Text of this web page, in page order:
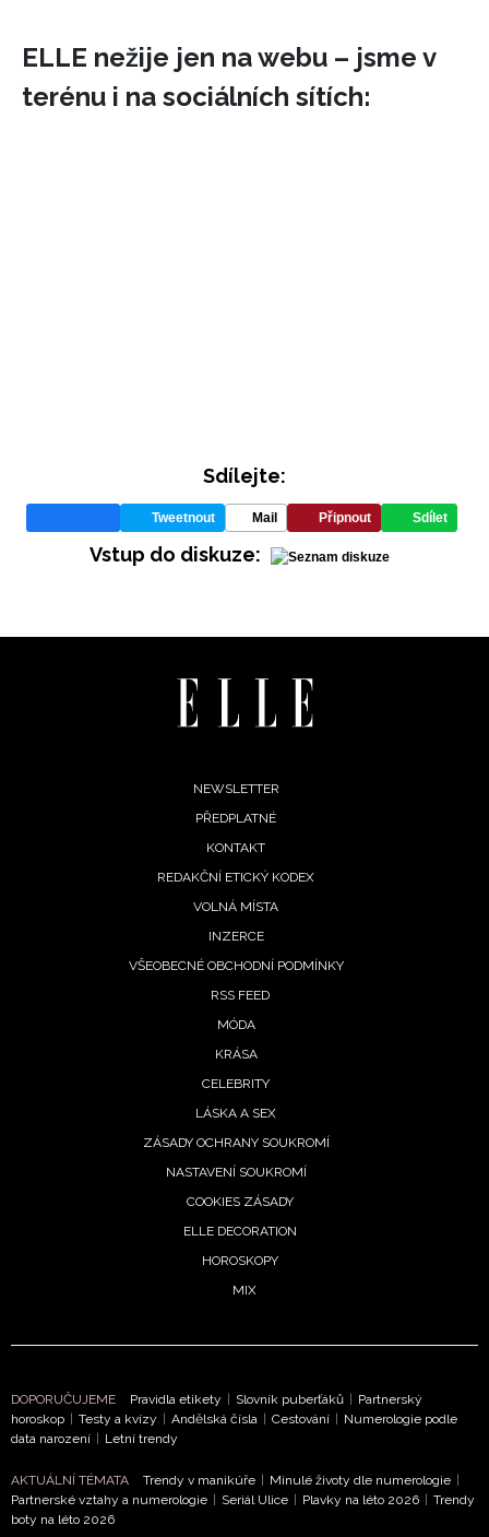
podmínkami společnosti BurdaMedia Extra s.r.o.
potvrzujete, že jste se seznámili seZásadami
ochrany soukromí
Vašimi údaji pracovat zejména k organizaci a
vyhodnocení akce a zasílání novinek.
ELLE nežije jen na webu – jsme v
terénu i na sociálních sítích:
Sdílejte:
Tweetnout Mail Připnout Sdílet
Vstup do diskuze:
NEWSLETTER
PŘEDPLATNÉ
KONTAKT
REDAKČNÍ ETICKÝ KODEX
VOLNÁ MÍSTA
INZERCE
VŠEOBECNÉ OBCHODNÍ PODMÍNKY
RSS FEED
MÓDA
KRÁSA
CELEBRITY
LÁSKA A SEX
ZÁSADY OCHRANY SOUKROMÍ
NASTAVENÍ SOUKROMÍ
COOKIES ZÁSADY
ELLE DECORATION
HOROSKOPY
MIX
DOPORUČUJEME Pravidla etikety | Slovník puberťáků | Partnerský
horoskop | Testy a kvízy | Andělská čísla | Cestování | Numerologie podle
data narození | Letní trendy
AKTUÁLNÍ TÉMATA Trendy v manikúře | Minulé životy dle numerologie |
Partnerské vztahy a numerologie | Seriál Ulice | Plavky na léto 2026 | Trendy
boty na léto 2026